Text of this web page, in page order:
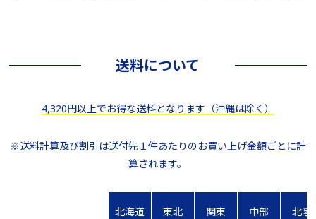
送料について
4,320円以上でお得な送料となります（沖縄は除く）
※送料計算及び割引は送付先１件あたりのお買い上げ金額ごとに計
算されます。
北海道 東北 関東 中部 北陸